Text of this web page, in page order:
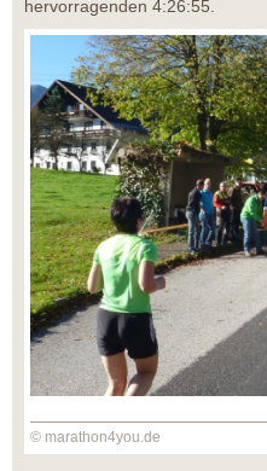
hervorragenden 4:26:55.
© marathon4you.de